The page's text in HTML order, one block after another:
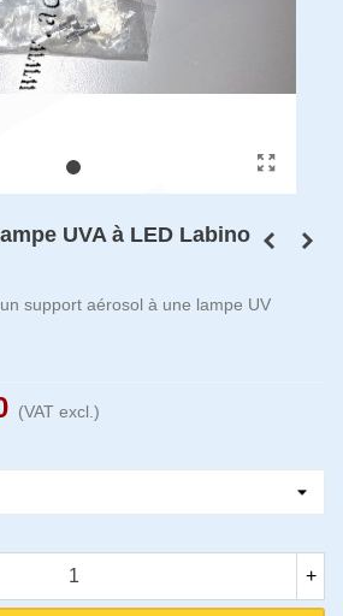
UVA à LED Labino
support aérosol à une lampe UV
(VAT excl.)
+